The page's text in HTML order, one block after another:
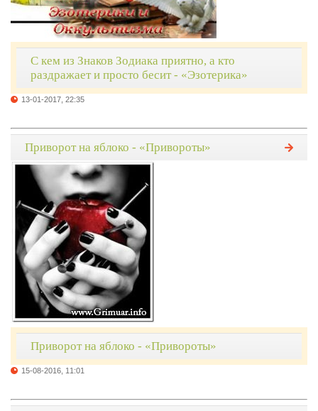
С кем из Знаков Зодиака приятно, а кто
раздражает и просто бесит - «Эзотерика»
13-01-2017, 22:35
Приворот на яблоко - «Привороты»
Приворот на яблоко - «Привороты»
15-08-2016, 11:01